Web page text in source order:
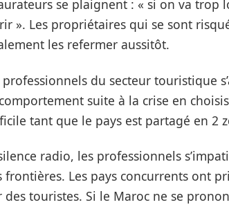
se plaignent : « si on va trop
». Les propriétaires qui se sont
les refermer aussitôt.
du secteur touristique
suite à la crise en
tant que le pays est partagé en 2
radio, les professionnels
frontières. Les pays concurrents ont
des touristes. Si le Maroc ne se